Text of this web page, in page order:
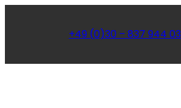
+49 (0)30 – 837 944 03